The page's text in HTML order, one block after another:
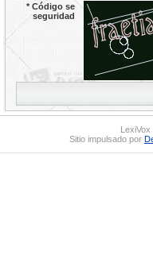
*Código se
seguridad
Sitio impulsado por